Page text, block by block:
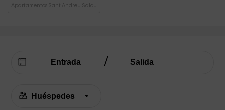
Apartamentos Sant Andreu Salou